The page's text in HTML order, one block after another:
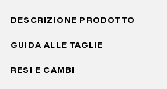
DESCRIZIONE PRODOTTO
GUIDA ALLE TAGLIE
RESI E CAMBI